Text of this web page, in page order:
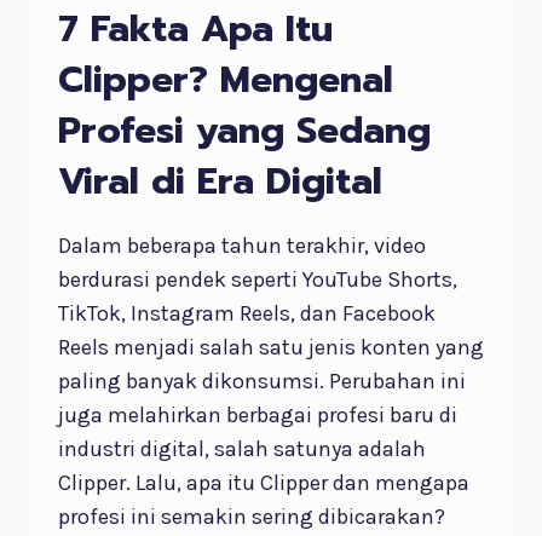
7 Fakta Apa Itu
Clipper? Mengenal
Profesi yang Sedang
Viral di Era Digital
Dalam beberapa tahun terakhir, video
berdurasi pendek seperti YouTube Shorts,
TikTok, Instagram Reels, dan Facebook
Reels menjadi salah satu jenis konten yang
paling banyak dikonsumsi. Perubahan ini
juga melahirkan berbagai profesi baru di
industri digital, salah satunya adalah
Clipper. Lalu, apa itu Clipper dan mengapa
profesi ini semakin sering dibicarakan?